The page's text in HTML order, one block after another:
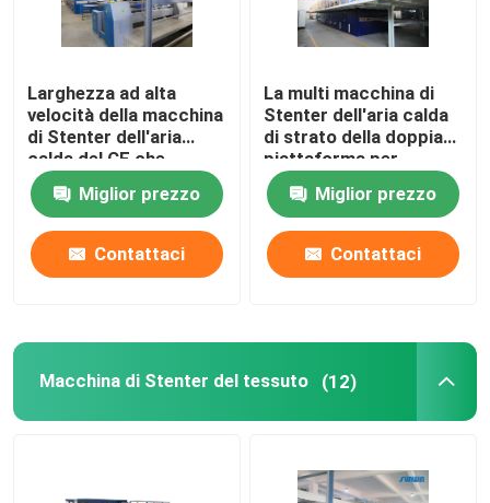
Larghezza ad alta
velocità della macchina
di Stenter dell'aria
calda del CE che
tricotta tessuto che
finisce 2400mm
Miglior prezzo
Contattaci
La multi macchina di
Stenter dell'aria calda
di strato della doppia
piattaforma per
tricotta i tessuti
Miglior prezzo
Contattaci
Macchina di Stenter del tessuto (12)